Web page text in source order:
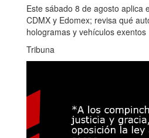
Este sábado 8 de agosto aplica
CDMX y Edomex; revisa qué
hologramas y vehículos exentos
Tribuna